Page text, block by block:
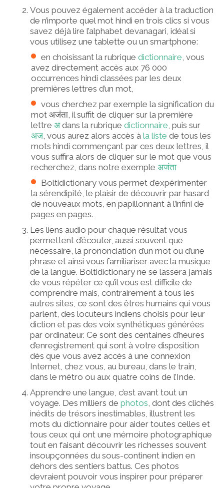
Vous pouvez également accéder à la traduction
de n’importe quel mot hindi en trois clics si vous
savez déjà lire l’alphabet devanagari, idéal si
vous utilisez une tablette ou un smartphone:
en choisissant la rubrique dictionnaire , vous
avez directement accès aux 76 000
occurrences hindi classées par les deux
premières lettres d’un mot,
vous cherchez par exemple la signification du
mot अजंता , il suffit de cliquer sur la première
lettre अdans la rubrique dictionnaire , puis sur
अज , vous aurez alors accès à la liste de tous les
mots hindi commençant par ces deux lettres, il
vous suffira alors de cliquer sur le mot que vous
recherchez, dans notre exemple अजंता
Boltidictionary vous permet d’expérimenter
la sérendipité, le plaisir de découvrir par hasard
de nouveaux mots, en papillonnant à l’infini de
pages en pages.
Les liens audio pour chaque résultat vous
permettent d’écouter, aussi souvent que
nécessaire, la prononciation d’un mot ou d’une
phrase et ainsi vous familiariser avec la musique
de la langue. Boltidictionary ne se lassera jamais
de vous répéter ce qu’il vous est difficile de
comprendre mais, contrairement à tous les
autres sites, ce sont des êtres humains qui vous
parlent, des locuteurs indiens choisis pour leur
diction et pas des voix synthétiques générées
par ordinateur. Ce sont des centaines d’heures
d’enregistrement qui sont à votre disposition
dès que vous avez accès à une connexion
Internet, chez vous, au bureau, dans le train,
dans le métro ou aux quatre coins de l’Inde.
Apprendre une langue, c’est avant tout un
voyage. Des milliers de photos , dont des clichés
inédits de trésors inestimables, illustrent les
mots du dictionnaire pour aider toutes celles et
tous ceux qui ont une mémoire photographique
tout en faisant découvrir les richesses souvent
insoupçonnées du sous-continent indien en
dehors des sentiers battus. Ces photos
devraient pouvoir vous inspirer pour préparer